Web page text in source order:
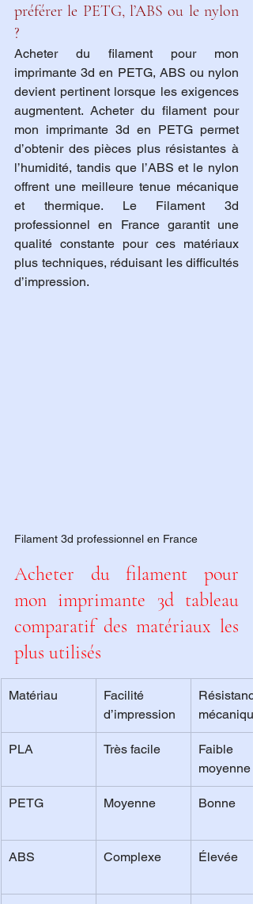
préférer le PETG, l’ABS ou le nylon
?
Acheter du filament pour mon
imprimante 3d en PETG, ABS ou nylon
devient pertinent lorsque les exigences
augmentent. Acheter du filament pour
mon imprimante 3d en PETG permet
d’obtenir des pièces plus résistantes à
l’humidité, tandis que l’ABS et le nylon
offrent une meilleure tenue mécanique
et thermique. Le Filament 3d
professionnel en France garantit une
qualité constante pour ces matériaux
plus techniques, réduisant les difficultés
d’impression.
Filament 3d professionnel en France
Acheter du filament pour
mon imprimante 3d tableau
comparatif des matériaux les
plus utilisés
Matériau
Facilité
d’impression
mécanique
PLA Très facile
moyenne
PETG Moyenne Bonne
ABS Complexe Élevée